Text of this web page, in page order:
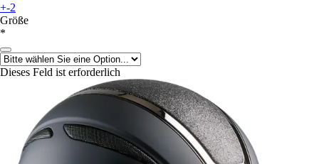
+-2
Größe
*
Dieses Feld ist erforderlich